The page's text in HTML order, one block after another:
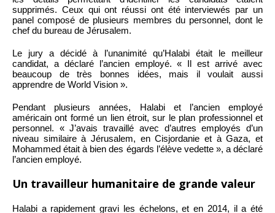
supprimés. Ceux qui ont réussi ont été interviewés par un
panel composé de plusieurs membres du personnel, dont le
chef du bureau de Jérusalem.
Le jury a décidé à l’unanimité qu’Halabi était le meilleur
candidat, a déclaré l’ancien employé. « Il est arrivé avec
beaucoup de très bonnes idées, mais il voulait aussi
apprendre de World Vision ».
Pendant plusieurs années, Halabi et l’ancien employé
américain ont formé un lien étroit, sur le plan professionnel et
personnel. « J’avais travaillé avec d’autres employés d’un
niveau similaire à Jérusalem, en Cisjordanie et à Gaza, et
Mohammed était à bien des égards l’élève vedette », a déclaré
l’ancien employé.
Un travailleur humanitaire de grande valeur
Halabi a rapidement gravi les échelons, et en 2014, il a été